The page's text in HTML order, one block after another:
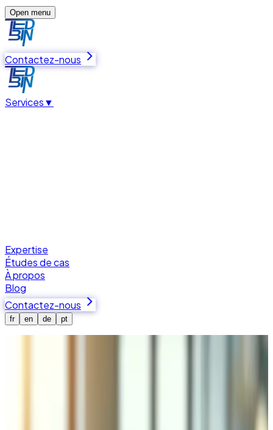
Open menu
Contactez-nous
Services▼
Expertise
Études de cas
À propos
Blog
Contactez-nous
fr en de pt